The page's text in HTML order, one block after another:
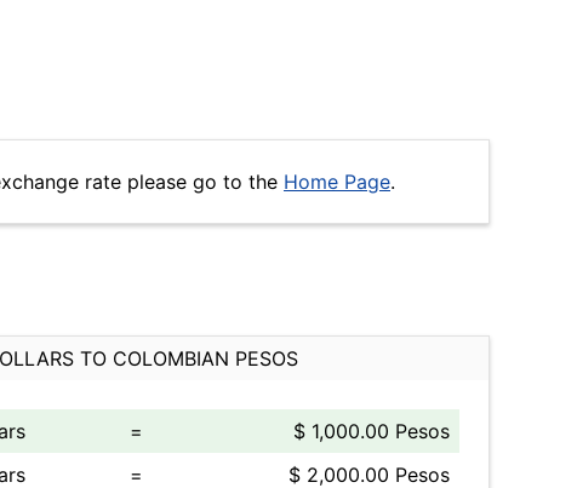
rate please go to the Home Page.
TO COLOMBIAN PESOS
=
$ 1,000.00 Pesos
=
$ 2,000.00 Pesos